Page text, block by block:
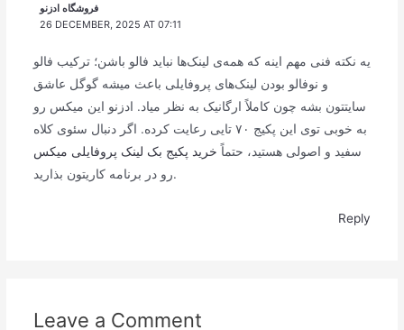
فروشگاه ادزنو
26 DECEMBER, 2025 AT 07:11
یه نکته فنی مهم اینه که همه‌ی لینک‌ها نباید فالو باشن؛ ترکیب فالو
و نوفالو بودن لینک‌های پروفایلی باعث میشه گوگل عاشق
سایتتون بشه چون کاملاً ارگانیک به نظر میاد. ادزنو این میکس رو
به خوبی توی این پکیج ۷۰ تایی رعایت کرده. اگر دنبال سئوی کلاه
سفید و اصولی هستید، حتماً خرید پکیج بک لینک پروفایلی میکس
رو در برنامه کاریتون بذارید.
Reply
Leave a Comment